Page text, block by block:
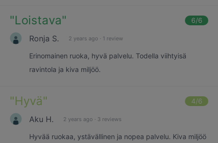
"Loistava" 6/6
Ronja S. 2 years ago · 1 review
Erinomainen ruoka, hyvä palvelu. Todella viihtyisä
ravintola ja kiva miljöö.
"Hyvä" 4/6
Aku H. 2 years ago · 3 reviews
Hyvää ruokaa, ystävällinen ja nopea palvelu. Kiva miljöö